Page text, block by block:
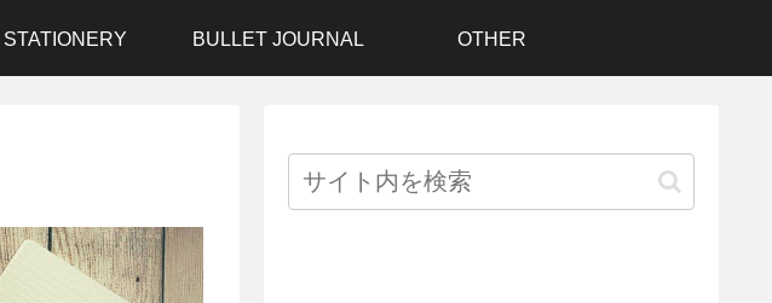
STATIONERY BULLET JOURNAL OTHER